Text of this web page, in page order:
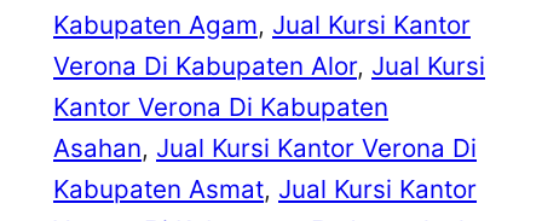
Kabupaten Agam, Jual Kursi Kantor
Verona Di Kabupaten Alor, Jual Kursi
Kantor Verona Di Kabupaten
Asahan, Jual Kursi Kantor Verona Di
Kabupaten Asmat, Jual Kursi Kantor